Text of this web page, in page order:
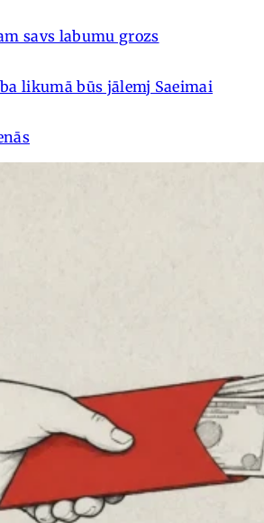
savs labumu grozs
likumā būs jālemj Saeimai